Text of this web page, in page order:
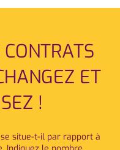
ET
!
situe-t-il par rapport à